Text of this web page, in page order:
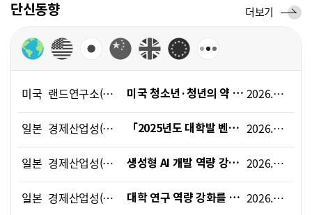
HRST
Policy
Platform
단신동향
미국 랜드연구소(RAND) 미국 청소년·청년의 약 20%가 정신건강 조언용 AI 챗봇을 이용 2026.06.01
일본 경제산업성(METI) 「2025년도 대학발 벤처 기업 실태 조사」 결과(속보) 발표 2026.06.12
일본 경제산업성(METI) 생성형 AI 개발 역량 강화 프로젝트 「GENIAC」에서, 신규 연구개발 과제 채택 2026.05.14
일본 경제산업성(METI), 문부과학성(MEXT) 대학 연구 역량 강화를 위한 방안(지금까지의 논의 요약) 2026.05.22
단
신
더보기